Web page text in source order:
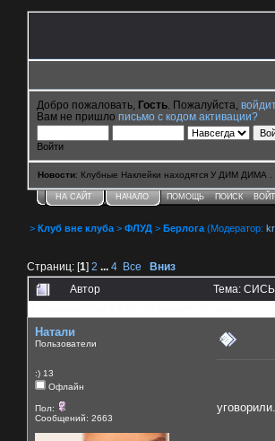
Добро пожаловать, Гость . Пожалуйста,
Вам не пришло письмо с кодом активации?
Войти
Новости: Клубные Наклейки находятся У ДИМ ДИМА .
НА САЙТ НАЧАЛО ПОМОЩЬ ПОИСК
> Клуб вне клуба > ФЛУД > Берлога (Модератор:
Страниц: [1] 2 ... 4 Все Вниз
Автор Тема:
Натали
Пользователи
:) 13
Офлайн
Пол:
Сообщений: 2663